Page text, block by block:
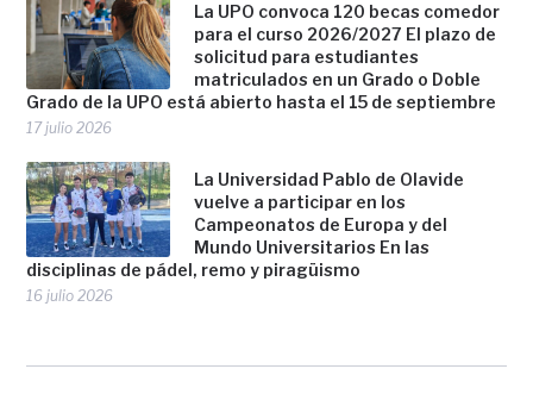
La UPO convoca 120 becas comedor
para el curso 2026/2027 El plazo de
solicitud para estudiantes
matriculados en un Grado o Doble
Grado de la UPO está abierto hasta el 15 de septiembre
17 julio 2026
La Universidad Pablo de Olavide
vuelve a participar en los
Campeonatos de Europa y del
Mundo Universitarios En las
disciplinas de pádel, remo y piragüismo
16 julio 2026